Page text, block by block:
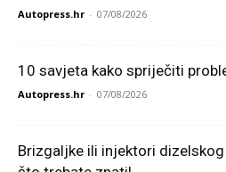
Autopress.hr - 07/08/2026
10 savjeta kako spriječiti
Autopress.hr - 07/08/2026
Brizgaljke ili injektori